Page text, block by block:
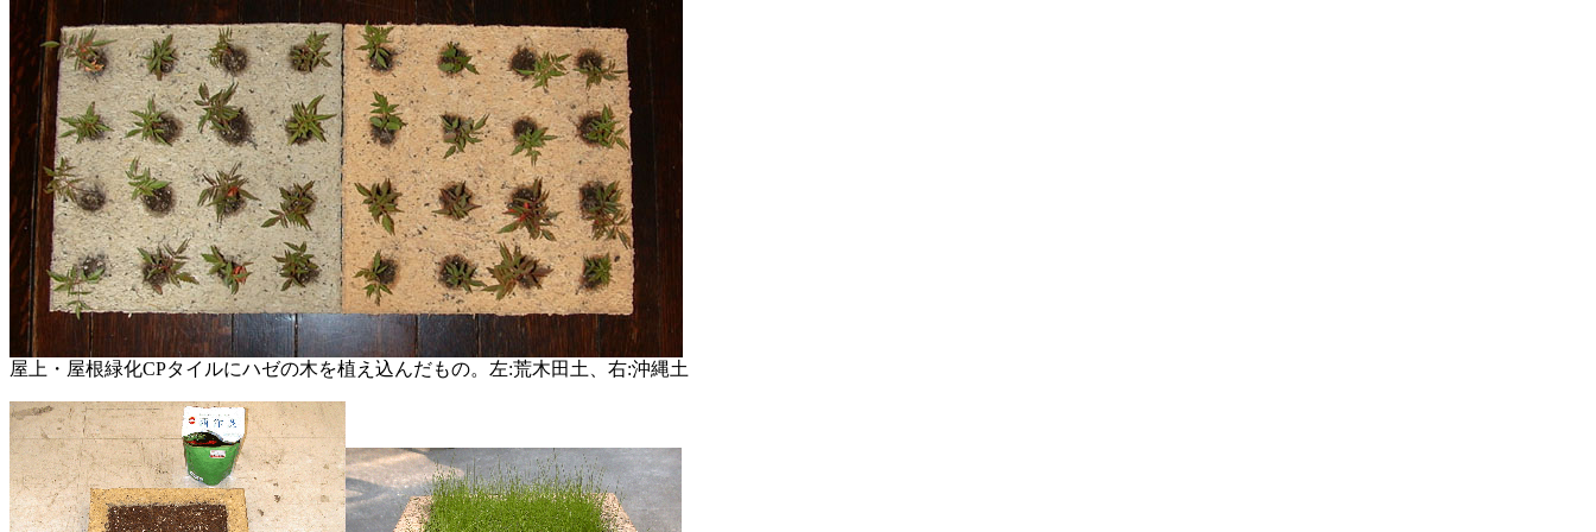
屋上・屋根緑化CPタイルにハゼの木を植え込んだもの。左:荒木田土、右:沖縄土